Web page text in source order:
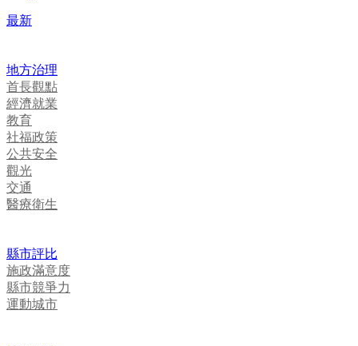
最新
地方治理
首長觀點
經濟就業
教育
社福政策
公共安全
觀光
交通
醫療衛生
縣市評比
施政滿意度
縣市競爭力
運動城市